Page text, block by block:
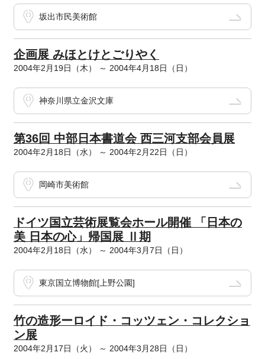
坂出市民美術館
企画展 みほとけとごりやく
2004年2月19日（木） ～ 2004年4月18日（日）
神奈川県立金沢文庫
第36回 中部日本書道会 西三河支部会員展
2004年2月18日（水） ～ 2004年2月22日（日）
岡崎市美術館
ドイツ国立芸術展覧会ホール開催 「日本の
美 日本の心」帰国展 Ⅱ期
2004年2月18日（水） ～ 2004年3月7日（日）
東京国立博物館[上野公園]
竹の造形ーロイド・コッツェン・コレクショ
ン展
2004年2月17日（火） ～ 2004年3月28日（日）